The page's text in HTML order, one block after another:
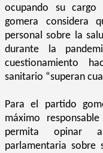
ocupando su cargo
gomera considera
personal sobre la
durante la
cuestionamiento
sanitario “superan
Para el partido
máximo
permita opinar
parlamentaria sobre